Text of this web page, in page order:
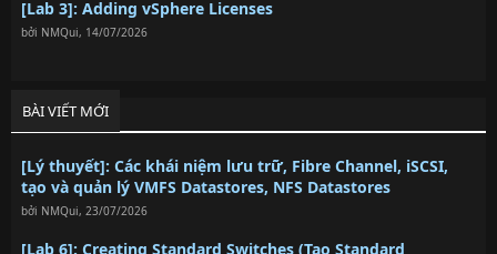
[Lab 3]: Adding vSphere Licenses
bởi NMQui, 14/07/2026
BÀI VIẾT MỚI
[Lý thuyết]: Các khái niệm lưu trữ, Fibre Channel, iSCSI,
tạo và quản lý VMFS Datastores, NFS Datastores
bởi NMQui, 23/07/2026
[Lab 6]: Creating Standard Switches (Tạo Standard